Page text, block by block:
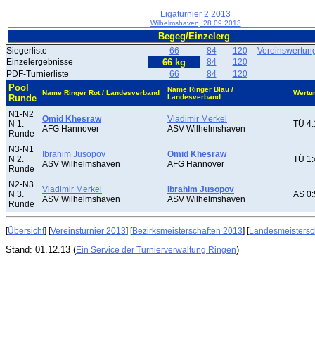
Ligaturnier 2 2013
Wilhelmshaven, 28.09.2013
Begeg/Einzelerg
Siegerliste 66 84 120
Einzelergebnisse
66 kg 84
120
PDF-Turnierliste
66 84 120
Pool
Runde
Name Ringer Rot / Landesverband
Name Ringer Blau /
Landesverband
N1-N2
N 1.
Runde
Omid Khesraw
AFG Hannover
Vladimir Merkel
ASV Wilhelmshaven
TÜ
N3-N1
N 2.
Runde
Ibrahim Jusopov
ASV Wilhelmshaven
Omid Khesraw
AFG Hannover
TÜ
N2-N3
N 3.
Runde
Vladimir Merkel
ASV Wilhelmshaven
Ibrahim Jusopov
ASV Wilhelmshaven
AS
[Übersicht] [Vereinsturnier 2013] [Bezirksmeisterschaften 2013] [
Stand: 01.12.13 (Ein Service der Turnierverwaltung Ringen)